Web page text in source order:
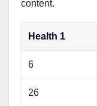
content.
Health 1
6
26